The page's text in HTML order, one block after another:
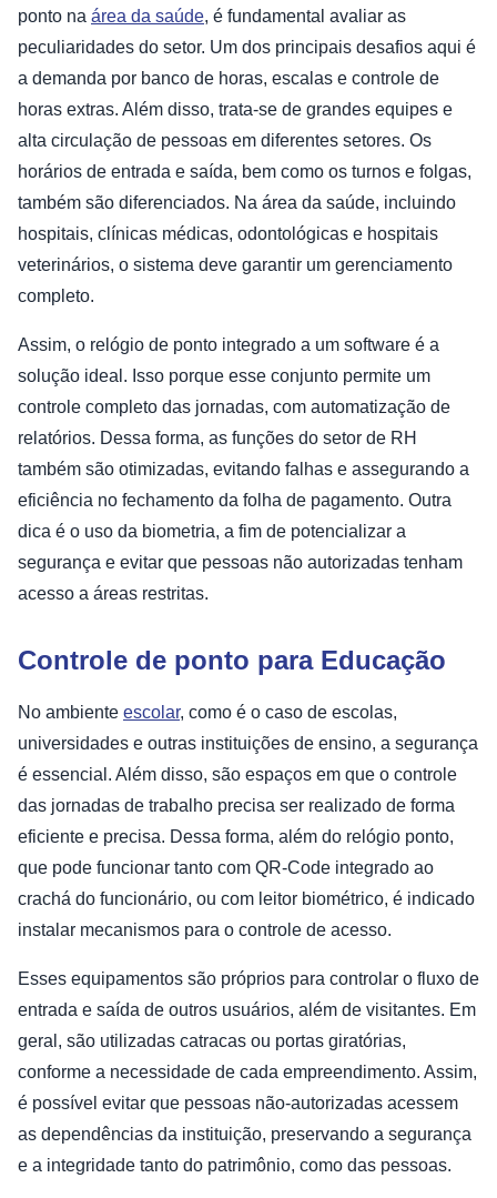
ponto na área da saúde, é fundamental avaliar as
peculiaridades do setor. Um dos principais desafios aqui é
a demanda por banco de horas, escalas e controle de
horas extras. Além disso, trata-se de grandes equipes e
alta circulação de pessoas em diferentes setores. Os
horários de entrada e saída, bem como os turnos e folgas,
também são diferenciados. Na área da saúde, incluindo
hospitais, clínicas médicas, odontológicas e hospitais
veterinários, o sistema deve garantir um gerenciamento
completo.
Assim, o relógio de ponto integrado a um software é a
solução ideal. Isso porque esse conjunto permite um
controle completo das jornadas, com automatização de
relatórios. Dessa forma, as funções do setor de RH
também são otimizadas, evitando falhas e assegurando a
eficiência no fechamento da folha de pagamento. Outra
dica é o uso da biometria, a fim de potencializar a
segurança e evitar que pessoas não autorizadas tenham
acesso a áreas restritas.
Controle de ponto para Educação
No ambiente escolar, como é o caso de escolas,
universidades e outras instituições de ensino, a segurança
é essencial. Além disso, são espaços em que o controle
das jornadas de trabalho precisa ser realizado de forma
eficiente e precisa. Dessa forma, além do relógio ponto,
que pode funcionar tanto com QR-Code integrado ao
crachá do funcionário, ou com leitor biométrico, é indicado
instalar mecanismos para o controle de acesso.
Esses equipamentos são próprios para controlar o fluxo de
entrada e saída de outros usuários, além de visitantes. Em
geral, são utilizadas catracas ou portas giratórias,
conforme a necessidade de cada empreendimento. Assim,
é possível evitar que pessoas não-autorizadas acessem
as dependências da instituição, preservando a segurança
e a integridade tanto do patrimônio, como das pessoas.